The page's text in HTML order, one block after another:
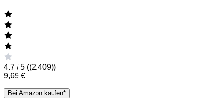
4.7 / 5 ((2.409))
9,69 €
Bei Amazon kaufen*